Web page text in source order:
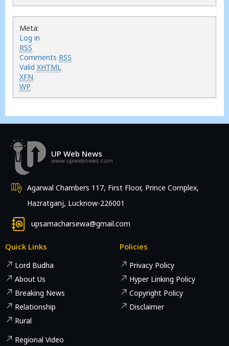
Meta:
Log in
RSS
Comments RSS
Valid XHTML
XFN
WP
UP Web News
www.upwebnews.com
Agarwal Chambers 117, First Floor, Prince Complex,
Hazratganj, Lucknow-226001
upsamacharsewa@gmail.com
Quick Links
Lord Budha
About Us
Breaking News
Relationship
Rural
Regional Video
Policies
Privacy Policy
Hyper Linking Policy
Copyright Policy
Disclaimer